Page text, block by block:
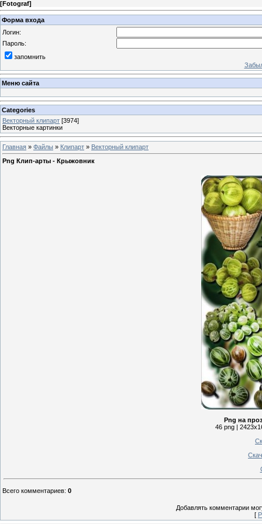
[Fotograf]
Форма входа
Логин:
Пароль:
запомнить
Меню сайта
Categories
Векторный клипарт [3974]
Векторные картинки
Главная » Файлы » Клипарт » Векторный клипарт
Png Клип-арты - Крыжовник
Png на
46 png |
Всего комментариев: 0
Добавлять комментарии
[